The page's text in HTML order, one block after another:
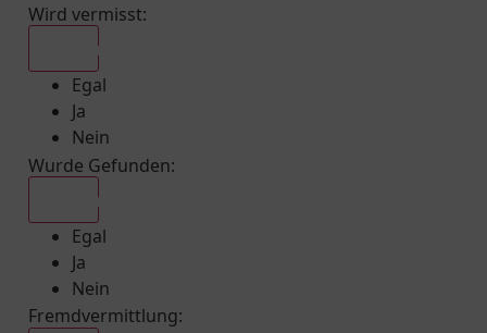
Wird vermisst:
Egal
Ja
Nein
Wurde Gefunden:
Egal
Ja
Nein
Fremdvermittlung: